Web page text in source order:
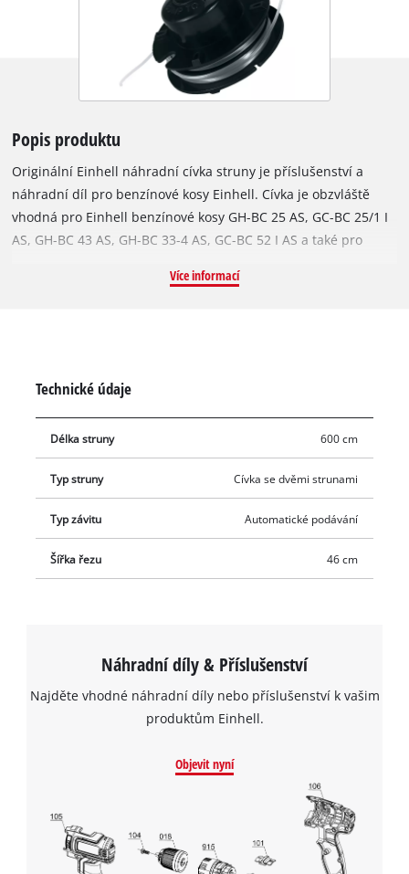
Popis produktu
Originální Einhell náhradní cívka struny je příslušenství a
náhradní díl pro benzínové kosy Einhell. Cívka je obzvláště
vhodná pro Einhell benzínové kosy GH-BC 25 AS, GC-BC 25/1 I
AS, GH-BC 43 AS, GH-BC 33-4 AS, GC-BC 52 I AS a také pro
Náhradní cívka je vybavena odolnou nylonovou dvojitou
plevel a trávník efektivně zkracován a sečen.
Více informací
Technické údaje
Délka struny 600 cm
Typ struny Cívka se dvěmi strunami
Typ závitu Automatické podávání
Šířka řezu 46 cm
Náhradní díly & Příslušenství
Najděte vhodné náhradní díly nebo příslušenství k vašim
produktům Einhell.
Objevit nyní